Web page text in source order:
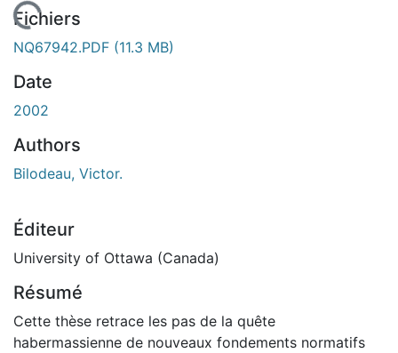
Fichiers
NQ67942.PDF (11.3 MB)
Date
2002
Authors
Bilodeau, Victor.
Éditeur
University of Ottawa (Canada)
Résumé
Cette thèse retrace les pas de la quête
habermassienne de nouveaux fondements normatifs